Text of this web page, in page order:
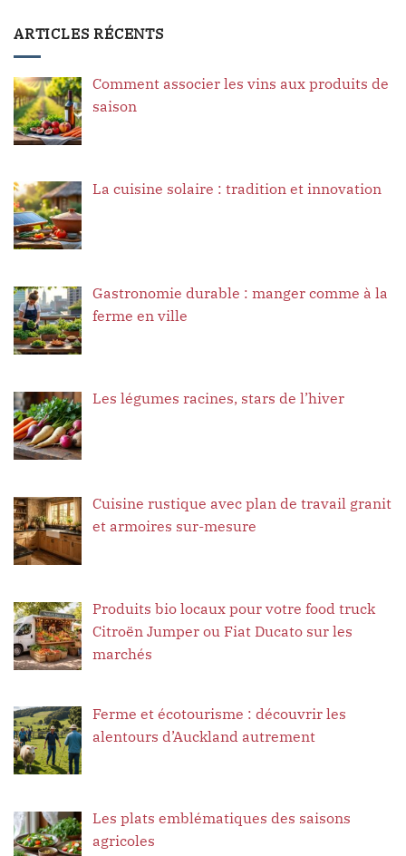
ARTICLES RÉCENTS
Comment associer les vins aux produits de
saison
La cuisine solaire : tradition et innovation
Gastronomie durable : manger comme à la
ferme en ville
Les légumes racines, stars de l’hiver
Cuisine rustique avec plan de travail granit
et armoires sur-mesure
Produits bio locaux pour votre food truck
Citroën Jumper ou Fiat Ducato sur les
marchés
Ferme et écotourisme : découvrir les
alentours d’Auckland autrement
Les plats emblématiques des saisons
agricoles